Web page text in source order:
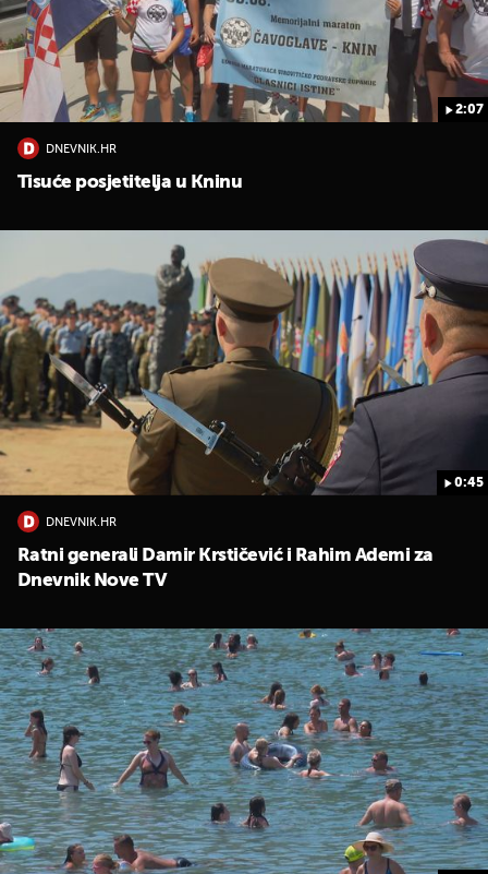
2:07
DNEVNIK.HR
Tisuće posjetitelja u Kninu
0:45
DNEVNIK.HR
Ratni generali Damir Krstičević i Rahim Ademi za
Dnevnik Nove TV